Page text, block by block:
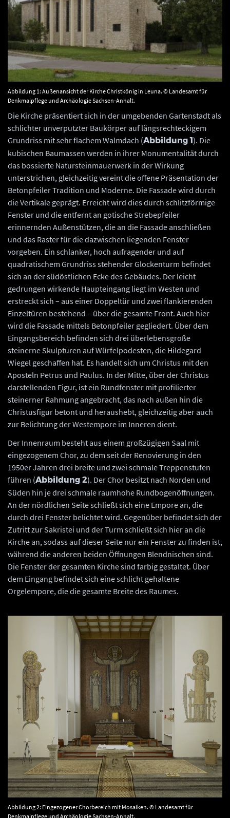
Abbildung 1: Außenansicht der Kirche Christkönig in Leuna. © Landesamt für
Denkmalpflege und Archäologie Sachsen-Anhalt.
Die Kirche präsentiert sich in der umgebenden Gartenstadt als
schlichter unverputzter Baukörper auf längsrechteckigem
Grundriss mit sehr flachem Walmdach (Abbildung 1). Die
kubischen Baumassen werden in ihrer Monumentalität durch
das bossierte Natursteinmauerwerk in der Wirkung
unterstrichen, gleichzeitig vereint die offene Präsentation der
Betonpfeiler Tradition und Moderne. Die Fassade wird durch
die Vertikale geprägt. Erreicht wird dies durch schlitzförmige
Fenster und die entfernt an gotische Strebepfeiler
erinnernden Außenstützen, die an die Fassade anschließen
und das Raster für die dazwischen liegenden Fenster
vorgeben. Ein schlanker, hoch aufragender und auf
quadratischem Grundriss stehender Glockenturm befindet
sich an der südöstlichen Ecke des Gebäudes. Der leicht
gedrungen wirkende Haupteingang liegt im Westen und
erstreckt sich – aus einer Doppeltür und zwei flankierenden
Einzeltüren bestehend – über die gesamte Front. Auch hier
wird die Fassade mittels Betonpfeiler gegliedert. Über dem
Eingangsbereich befinden sich drei überlebensgroße
steinerne Skulpturen auf Würfelpodesten, die Hildegard
Wiegel geschaffen hat. Es handelt sich um Christus mit den
Aposteln Petrus und Paulus. In der Mitte, über der Christus
darstellenden Figur, ist ein Rundfenster mit profilierter
steinerner Rahmung angebracht, das nach außen hin die
Christusfigur betont und heraushebt, gleichzeitig aber auch
zur Belichtung der Westempore im Inneren dient.
Der Innenraum besteht aus einem großzügigen Saal mit
eingezogenem Chor, zu dem seit der Renovierung in den
1950er Jahren drei breite und zwei schmale Treppenstufen
führen (Abbildung 2). Der Chor besitzt nach Norden und
Süden hin je drei schmale raumhohe Rundbogenöffnungen.
An der nördlichen Seite schließt sich eine Empore an, die
durch drei Fenster belichtet wird. Gegenüber befindet sich der
Zutritt zur Sakristei und der Turm schließt sich hier an die
Kirche an, sodass auf dieser Seite nur ein Fenster zu finden ist,
während die anderen beiden Öffnungen Blendnischen sind.
Die Fenster der gesamten Kirche sind farbig gestaltet. Über
dem Eingang befindet sich eine schlicht gehaltene
Orgelempore, die die gesamte Breite des Raumes.
Abbildung 2: Eingezogener Chorbereich mit Mosaiken. © Landesamt für
Denkmalpflege und Archäologie Sachsen-Anhalt.